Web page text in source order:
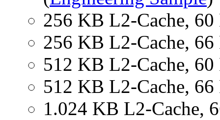
256 KB L2-Cache,
256 KB L2-Cache,
512 KB L2-Cache,
512 KB L2-Cache,
1.024 KB L2-Cache,